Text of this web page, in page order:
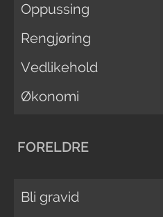
Oppussing
Rengjøring
Vedlikehold
Økonomi
FORELDRE
Bli gravid